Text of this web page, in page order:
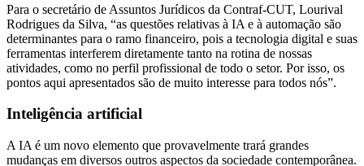
Para o secretário de Assuntos Jurídicos da Contraf-CUT, Lourival
Rodrigues da Silva, “as questões relativas à IA e à automação são
determinantes para o ramo financeiro, pois a tecnologia digital e suas
ferramentas interferem diretamente tanto na rotina de nossas
atividades, como no perfil profissional de todo o setor. Por isso, os
pontos aqui apresentados são de muito interesse para todos nós”.
Inteligência artificial
A IA é um novo elemento que provavelmente trará grandes
mudanças em diversos outros aspectos da sociedade contemporânea.